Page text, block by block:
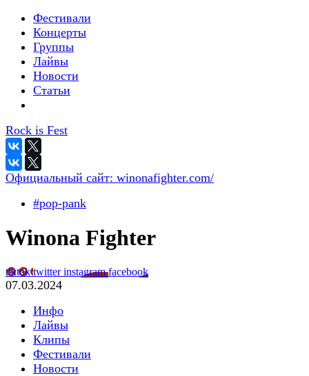
Фестивали
Концерты
Группы
Лайвы
Новости
Статьи
Rock is Fest
Официальный сайт: winonafighter.com/
#pop-pank
Winona Fighter
tiktoktwitterinstagramfacebook
07.03.2024
Инфо
Лайвы
Клипы
Фестивали
Новости